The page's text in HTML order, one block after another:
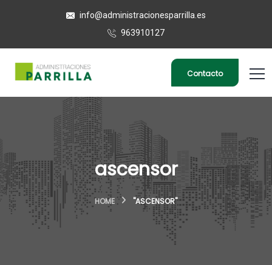
info@administracionesparrilla.es
963910127
Contacto
ascensor
HOME "ASCENSOR"